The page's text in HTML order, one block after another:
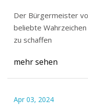
Der Bürgermeister
beliebte
zu schaffen
mehr sehen
Apr 03, 2024